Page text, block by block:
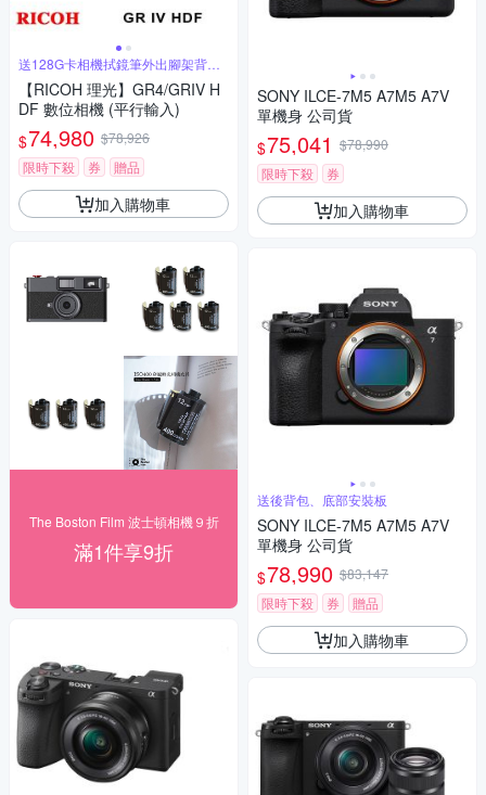
送128G卡相機拭鏡筆外出腳架背帶
大吹球
【RICOH 理光】GR4/GRIV H
DF 數位相機 (平行輸入)
$74,980 $78,926
限時下殺
券 贈品
加入購物車
The Boston Film 波士頓相機９折
滿1件享9折
SONY ILCE-7M5 A7M5 A7V
單機身 公司貨
$75,041 $78,990
限時下殺
券
加入購物車
送後背包、底部安裝板
SONY ILCE-7M5 A7M5 A7V
單機身 公司貨
$78,990 $83,147
限時下殺
券 贈品
加入購物車